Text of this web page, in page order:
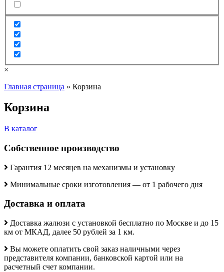
×
Главная страница » Корзина
Корзина
В каталог
Собственное производство
Гарантия 12 месяцев на механизмы и установку
Минимальные сроки изготовления — от 1 рабочего дня
Доставка и оплата
Доставка жалюзи с установкой бесплатно по Москве и до 15
км от МКАД, далее 50 рублей за 1 км.
Вы можете оплатить свой заказ наличными через
представителя компании, банковской картой или на
расчетный счет компании.